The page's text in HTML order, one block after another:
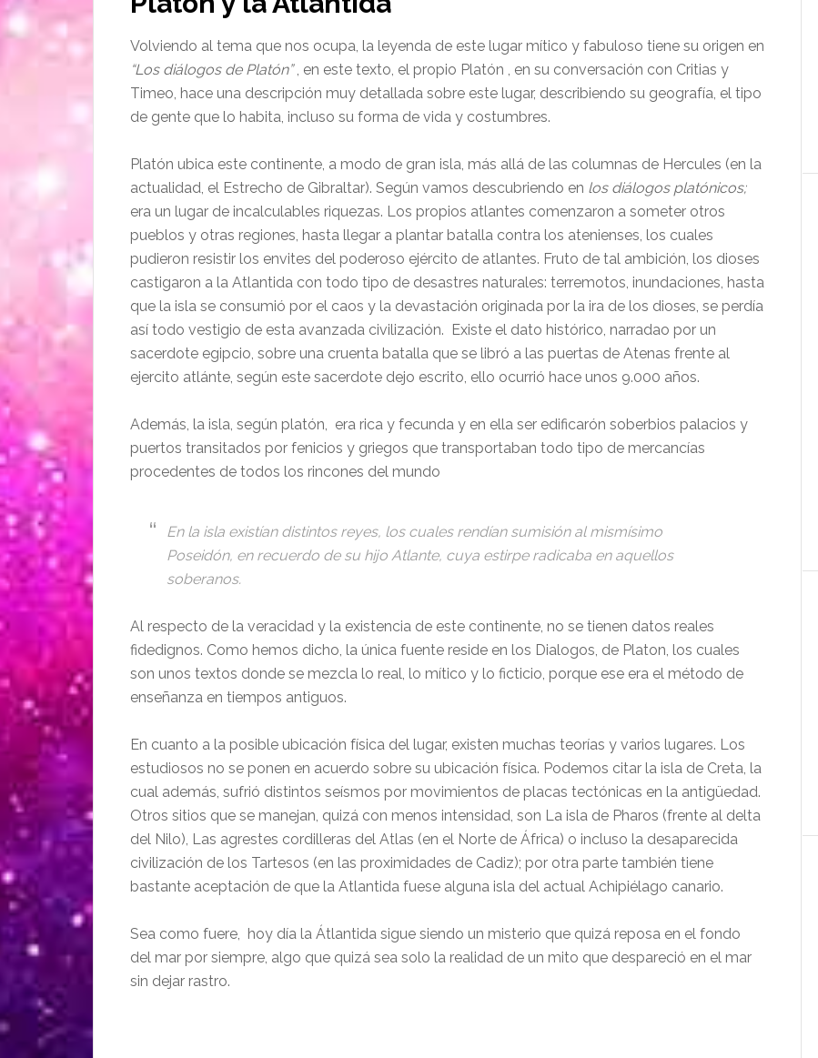
Volviendo al tema que nos ocupa, la leyenda de este lugar mítico y fabuloso tiene su origen en
“Los diálogos de Platón” , en este texto, el propio Platón , en su conversación con Critias y
Timeo, hace una descripción muy detallada sobre este lugar, describiendo su geografía, el tipo
de gente que lo habita, incluso su forma de vida y costumbres.
Platón ubica este continente, a modo de gran isla, más allá de las columnas de Hercules (en la
actualidad, el Estrecho de Gibraltar). Según vamos descubriendo en los diálogos platónicos;
era un lugar de incalculables riquezas. Los propios atlantes comenzaron a someter otros
pueblos y otras regiones, hasta llegar a plantar batalla contra los atenienses, los cuales
pudieron resistir los envites del poderoso ejército de atlantes. Fruto de tal ambición, los dioses
castigaron a la Atlantida con todo tipo de desastres naturales: terremotos, inundaciones, hasta
que la isla se consumió por el caos y la devastación originada por la ira de los dioses, se perdía
así todo vestigio de esta avanzada civilización. Existe el dato histórico, narradao por un
sacerdote egipcio, sobre una cruenta batalla que se libró a las puertas de Atenas frente al
ejercito atlánte, según este sacerdote dejo escrito, ello ocurrió hace unos 9.000 años.
Además, la isla, según platón, era rica y fecunda y en ella ser edificarón soberbios palacios y
puertos transitados por fenicios y griegos que transportaban todo tipo de mercancías
procedentes de todos los rincones del mundo
En la isla existían distintos reyes, los cuales rendían sumisión al mismísimo
Poseidón, en recuerdo de su hijo Atlante, cuya estirpe radicaba en aquellos
soberanos.
Al respecto de la veracidad y la existencia de este continente, no se tienen datos reales
fidedignos. Como hemos dicho, la única fuente reside en los Dialogos, de Platon, los cuales
son unos textos donde se mezcla lo real, lo mítico y lo ficticio, porque ese era el método de
enseñanza en tiempos antiguos.
En cuanto a la posible ubicación física del lugar, existen muchas teorías y varios lugares. Los
estudiosos no se ponen en acuerdo sobre su ubicación física. Podemos citar la isla de Creta, la
cual además, sufrió distintos seísmos por movimientos de placas tectónicas en la antigüedad.
Otros sitios que se manejan, quizá con menos intensidad, son La isla de Pharos (frente al delta
del Nilo), Las agrestes cordilleras del Atlas (en el Norte de África) o incluso la desaparecida
civilización de los Tartesos (en las proximidades de Cadiz); por otra parte también tiene
bastante aceptación de que la Atlantida fuese alguna isla del actual Achipiélago canario.
Sea como fuere, hoy día la Átlantida sigue siendo un misterio que quizá reposa en el fondo
del mar por siempre, algo que quizá sea solo la realidad de un mito que despareció en el mar
sin dejar rastro.